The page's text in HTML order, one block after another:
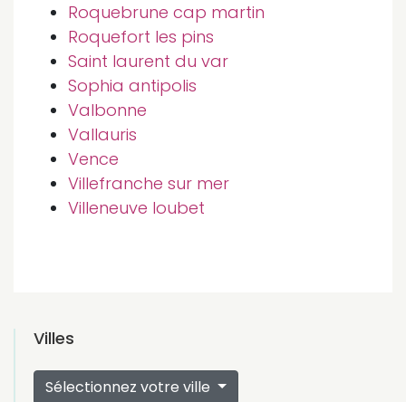
Roquebrune cap martin
Roquefort les pins
Saint laurent du var
Sophia antipolis
Valbonne
Vallauris
Vence
Villefranche sur mer
Villeneuve loubet
Villes
Sélectionnez votre ville